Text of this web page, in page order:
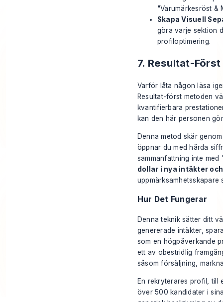
"Varumärkesröst &
Skapa Visuell
göra varje sektion
profiloptimering.
7. Resultat-
Varför låta någon läsa
Resultat-först metoden
kvantifierbara
kan den här personen
Denna metod skär
öppnar du med hårda
sammanfattning inte
dollar i nya intäkter
Hur Det Fungerar
Denna teknik sätter ditt
genererade intäkter,
som en högpåverkande
ett av obestridlig
såsom försäljning,
En rekryterares profil, till
över 500 kandidater i